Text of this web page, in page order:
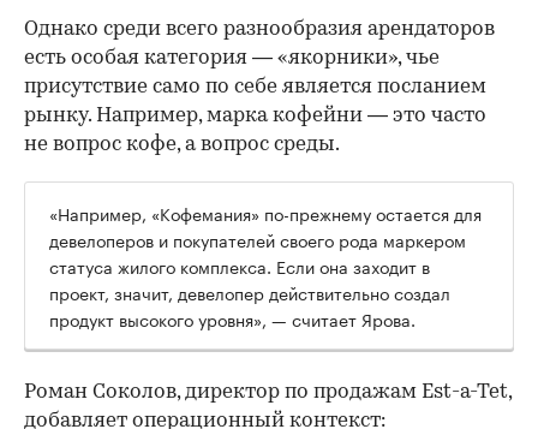
Однако среди всего разнообразия арендаторов
есть особая категория — «якорники», чье
присутствие само по себе является посланием
рынку. Например, марка кофейни — это часто
не вопрос кофе, а вопрос среды.
«Например, «Кофемания» по-прежнему остается для
девелоперов и покупателей своего рода маркером
статуса жилого комплекса. Если она заходит в
проект, значит, девелопер действительно создал
продукт высокого уровня», — считает Ярова.
Роман Соколов, директор по продажам Est-a-Tet,
добавляет операционный контекст: